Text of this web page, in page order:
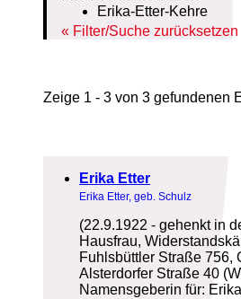
Erika-Etter-Kehre
Filter/Suche zurücksetzen
Zeige 1 - 3 von 3 gefundenen
Erika Etter
Erika Etter, geb. Schulz
(22.9.1922 - gehenkt in
Hausfrau,
Fuhlsbüttler Straße 756,
Alsterdorfer Straße 40
Namensgeberin für: